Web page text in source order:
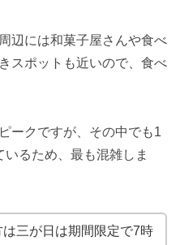
辺には和菓子屋さんや食べ
スポットも近いので、食べ
ークですが、その中でも1
るため、最も混雑しま
三が日は期間限定で7時